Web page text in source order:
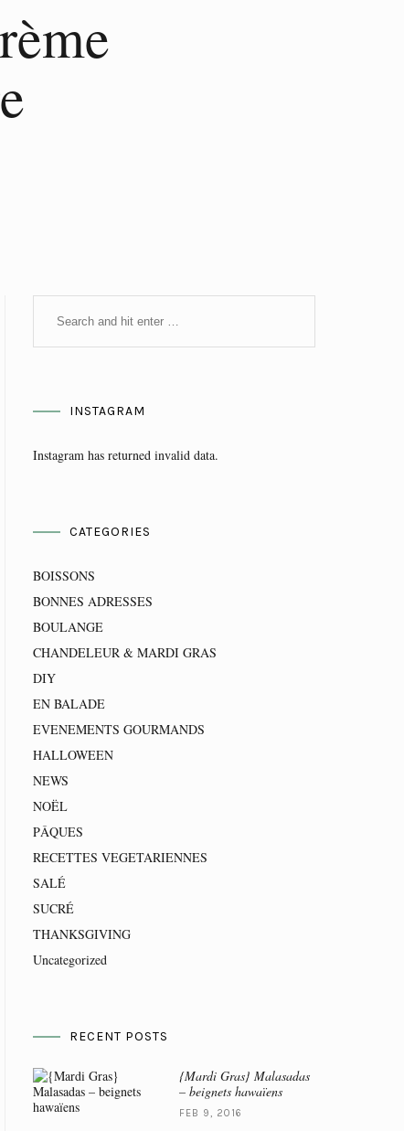
INSTAGRAM
Instagram has returned invalid data.
CATEGORIES
BOISSONS
BONNES ADRESSES
BOULANGE
CHANDELEUR & MARDI GRAS
DIY
EN BALADE
EVENEMENTS GOURMANDS
HALLOWEEN
NEWS
NOËL
PÂQUES
RECETTES VEGETARIENNES
SALÉ
SUCRÉ
THANKSGIVING
Uncategorized
RECENT POSTS
{Mardi Gras} Malasadas
– beignets hawaïens
FEB 9, 2016